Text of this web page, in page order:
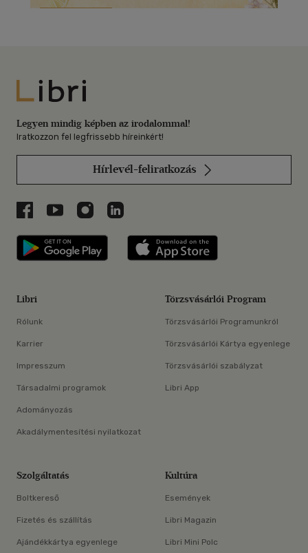
Libri
Legyen mindig képben az irodalommal!
Iratkozzon fel legfrissebb híreinkért!
Hírlevél-feliratkozás
Libri a Facebookon
Libri a Youtube-on
Libri az Instagramon
Libri a LinkedInen
Libri applikáció Szerezd meg: Google
Libri
Rólunk
Karrier
Impresszum
Társadalmi programok
Adományozás
Akadálymentesítési nyilatkozat
Törzsvásárlói Program
Törzsvásárlói Programunkról
Törzsvásárlói Kártya egyenlege
Törzsvásárlói szabályzat
Libri App
Szolgáltatás
Boltkereső
Fizetés és szállítás
Ajándékkártya egyenlege
Kultúra
Események
Libri Magazin
Libri Mini Polc